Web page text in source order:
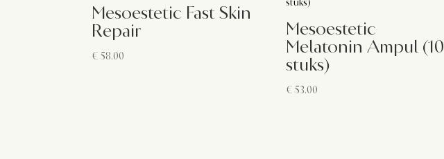
Mesoestetic Fast Skin
Repair
€ 58.00
Mesoestetic
Melatonin Ampul (10
stuks)
€ 53.00